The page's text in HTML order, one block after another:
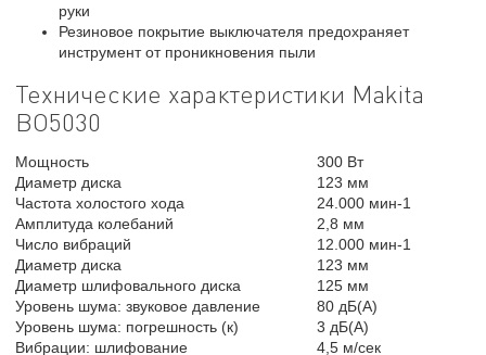
руки
Резиновое покрытие выключателя предохраняет
инструмент от проникновения пыли
Технические характеристики Makita
BO5030
Мощность
300 Вт
Диаметр диска
123 мм
Частота холостого хода
24.000 мин-1
Амплитуда колебаний
2,8 мм
Число вибраций
12.000 мин-1
Диаметр диска
123 мм
Диаметр шлифовального диска
125 мм
Уровень шума: звуковое давление
80 дБ(А)
Уровень шума: погрешность (к)
3 дБ(А)
Вибрации: шлифование
4,5 м/сек